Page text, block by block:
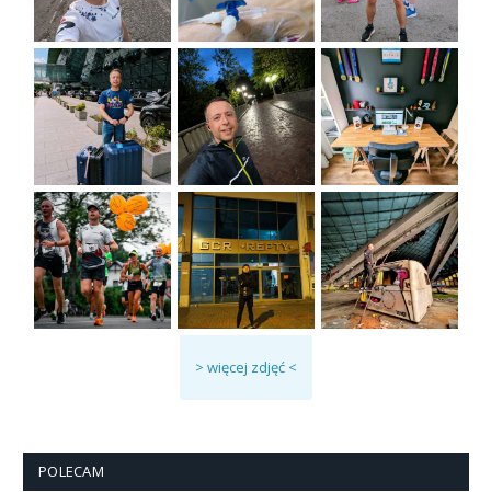
> więcej zdjęć <
POLECAM